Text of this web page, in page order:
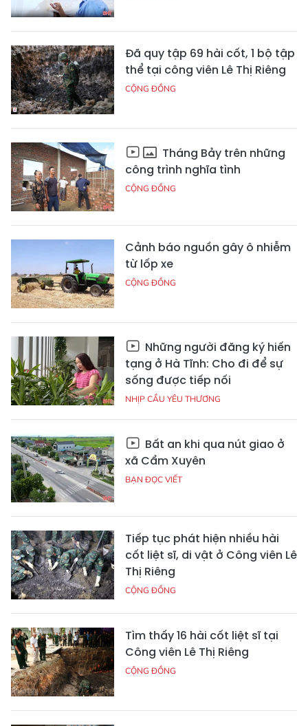
Đã quy tập 69 hài cốt, 1 bộ tập
thể tại công viên Lê Thị Riêng
CỘNG ĐỒNG
Tháng Bảy trên những
công trình nghĩa tình
CỘNG ĐỒNG
Cảnh báo nguồn gây ô nhiễm
từ lốp xe
CỘNG ĐỒNG
Những người đăng ký hiến
tạng ở Hà Tĩnh: Cho đi để sự
sống được tiếp nối
NHỊP CẦU YÊU THƯƠNG
Bất an khi qua nút giao ở
xã Cẩm Xuyên
BẠN ĐỌC VIẾT
Tiếp tục phát hiện nhiều hài
cốt liệt sĩ, di vật ở Công viên Lê
Thị Riêng
CỘNG ĐỒNG
Tìm thấy 16 hài cốt liệt sĩ tại
Công viên Lê Thị Riêng
CỘNG ĐỒNG